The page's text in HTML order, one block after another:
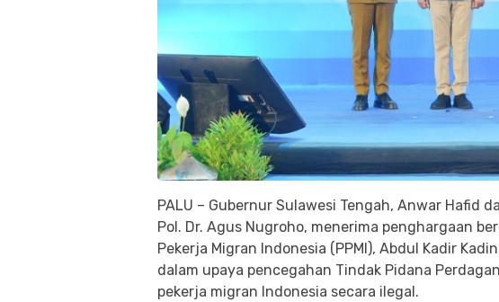
PALU – Gubernur Sulawesi Tengah, Anwar Hafid
Pol. Dr. Agus Nugroho, menerima penghargaan
Pekerja Migran Indonesia (PPMI), Abdul Kadir
dalam upaya pencegahan Tindak Pidana
pekerja migran Indonesia secara ilegal.